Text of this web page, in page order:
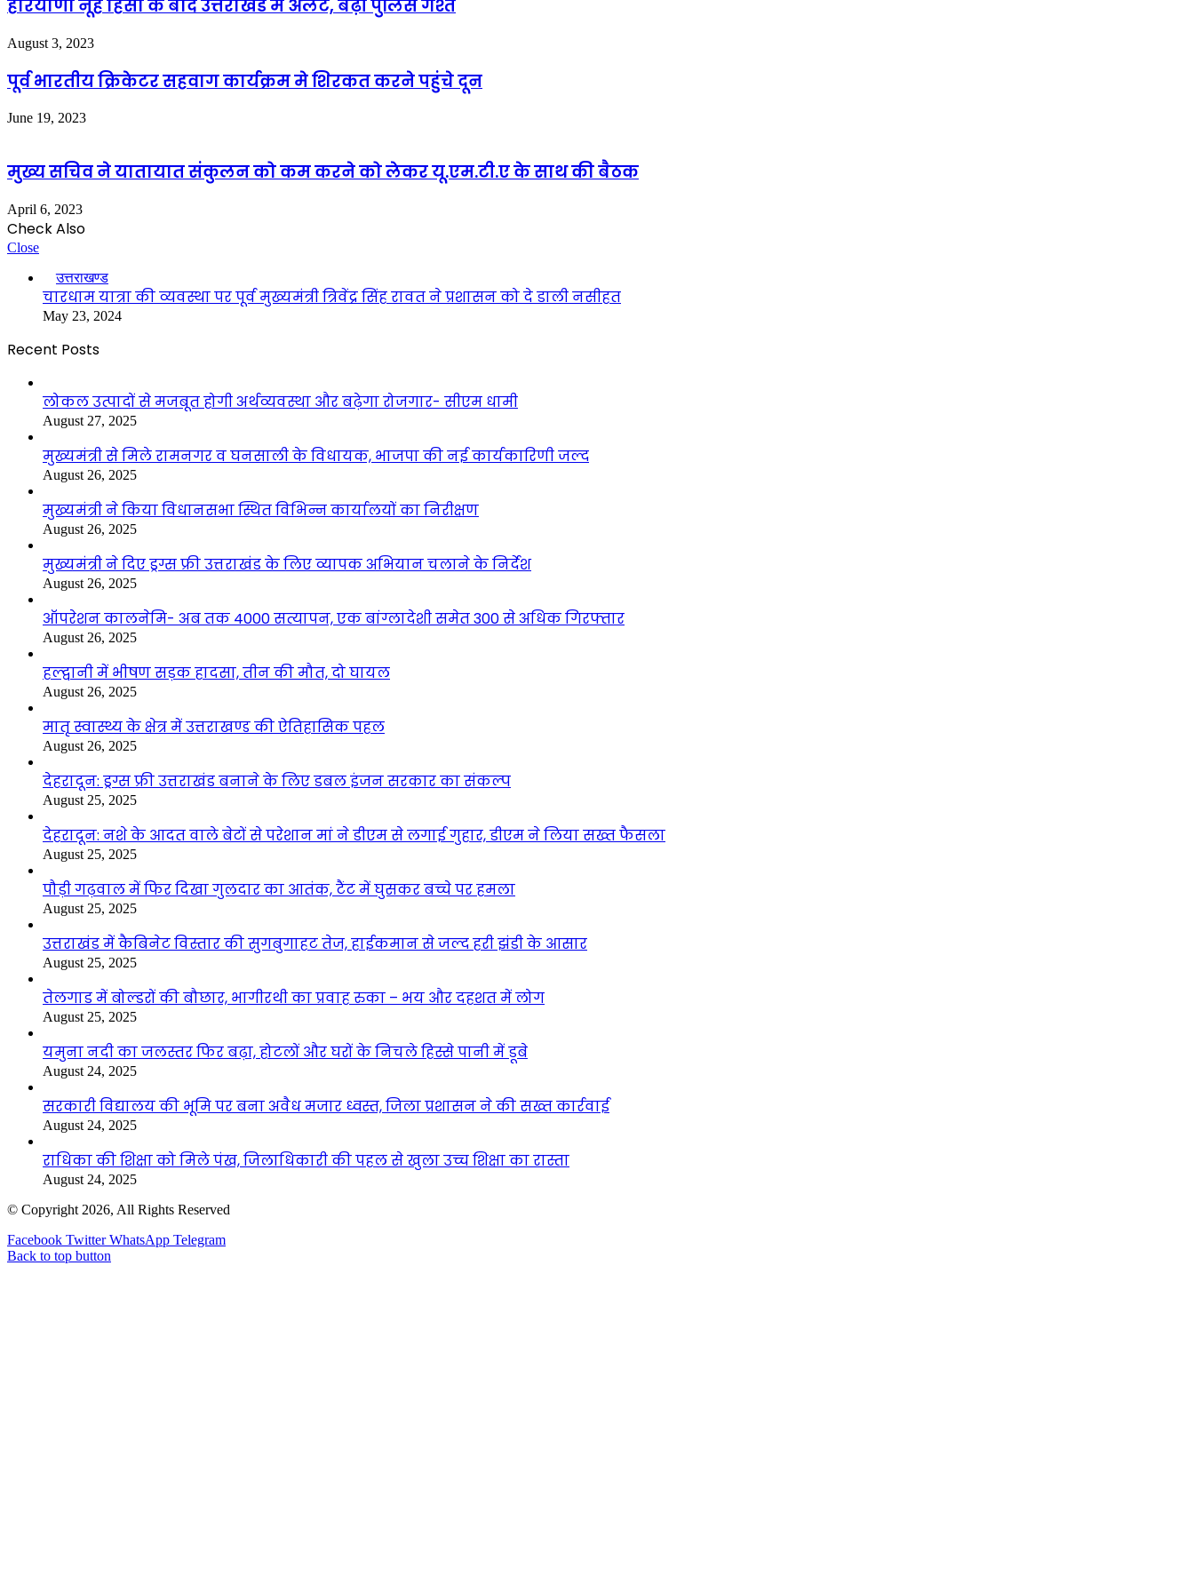
हरियाणा नूंह हिंसा के बाद उत्तराखंड में अलर्ट, बढ़ी पुलिस गश्त
August 3, 2023
पूर्व भारतीय क्रिकेटर सहवाग कार्यक्रम मे शिरकत करने पहुंचे दून
June 19, 2023
मुख्य सचिव ने यातायात संकुलन को कम करने को लेकर यू.एम.टी.ए के साथ की बैठक
April 6, 2023
Check Also
Close
उत्तराखण्ड
चारधाम यात्रा की व्यवस्था पर पूर्व मुख्यमंत्री त्रिवेंद्र सिंह रावत ने प्रशासन को दे डाली नसीहत
May 23, 2024
Recent Posts
लोकल उत्पादों से मजबूत होगी अर्थव्यवस्था और बढ़ेगा रोजगार- सीएम धामी
August 27, 2025
मुख्यमंत्री से मिले रामनगर व घनसाली के विधायक, भाजपा की नई कार्यकारिणी जल्द
August 26, 2025
मुख्यमंत्री ने किया विधानसभा स्थित विभिन्न कार्यालयों का निरीक्षण
August 26, 2025
मुख्यमंत्री ने दिए ड्रग्स फ्री उत्तराखंड के लिए व्यापक अभियान चलाने के निर्देश
August 26, 2025
ऑपरेशन कालनेमि- अब तक 4000 सत्यापन, एक बांग्लादेशी समेत 300 से अधिक गिरफ्तार
August 26, 2025
हल्द्वानी में भीषण सड़क हादसा, तीन की मौत, दो घायल
August 26, 2025
मातृ स्वास्थ्य के क्षेत्र में उत्तराखण्ड की ऐतिहासिक पहल
August 26, 2025
देहरादून: ड्रग्स फ्री उत्तराखंड बनाने के लिए डबल इंजन सरकार का संकल्प
August 25, 2025
देहरादून: नशे के आदत वाले बेटों से परेशान मां ने डीएम से लगाई गुहार, डीएम ने लिया सख्त फैसला
August 25, 2025
पौड़ी गढ़वाल में फिर दिखा गुलदार का आतंक, टैंट में घुसकर बच्चे पर हमला
August 25, 2025
उत्तराखंड में कैबिनेट विस्तार की सुगबुगाहट तेज, हाईकमान से जल्द हरी झंडी के आसार
August 25, 2025
तेलगाड में बोल्डरों की बौछार, भागीरथी का प्रवाह रुका – भय और दहशत में लोग
August 25, 2025
यमुना नदी का जलस्तर फिर बढ़ा, होटलों और घरों के निचले हिस्से पानी में डूबे
August 24, 2025
सरकारी विद्यालय की भूमि पर बना अवैध मजार ध्वस्त, जिला प्रशासन ने की सख्त कार्रवाई
August 24, 2025
राधिका की शिक्षा को मिले पंख, जिलाधिकारी की पहल से खुला उच्च शिक्षा का रास्ता
August 24, 2025
© Copyright 2026, All Rights Reserved
Facebook Twitter WhatsApp Telegram
Back to top button